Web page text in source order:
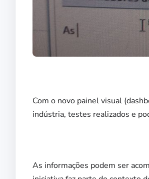
Com o novo painel visual
indústria, testes realizados e
As informações podem ser